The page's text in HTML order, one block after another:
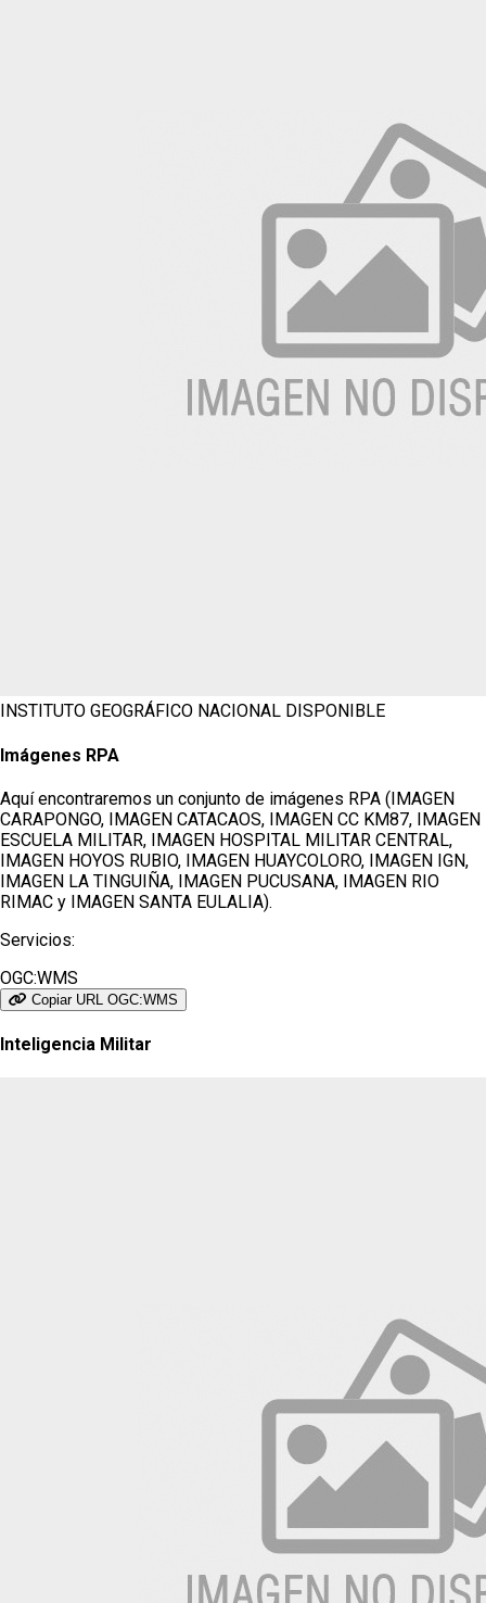
INSTITUTO GEOGRÁFICO NACIONAL DISPONIBLE
Imágenes RPA
Aquí encontraremos un conjunto de imágenes RPA (IMAGEN
CARAPONGO, IMAGEN CATACAOS, IMAGEN CC KM87, IMAGEN
ESCUELA MILITAR, IMAGEN HOSPITAL MILITAR CENTRAL,
IMAGEN HOYOS RUBIO, IMAGEN HUAYCOLORO, IMAGEN IGN,
IMAGEN LA TINGUIÑA, IMAGEN PUCUSANA, IMAGEN RIO
RIMAC y IMAGEN SANTA EULALIA).
Servicios:
OGC:WMS
Copiar URL OGC:WMS
Inteligencia Militar